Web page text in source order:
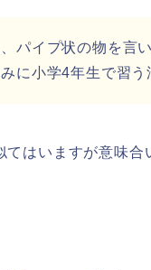
、パイプ状の物を言
に小学4年生で習う
てはいますが意味